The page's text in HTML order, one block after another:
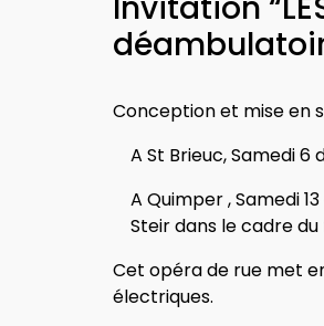
Conception et mise en
A St Brieuc, Samedi
A Quimper , Samedi
Steir dans le cadre
Cet opéra de rue met
électriques.